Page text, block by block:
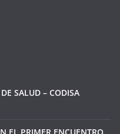
SALUD – CODISA